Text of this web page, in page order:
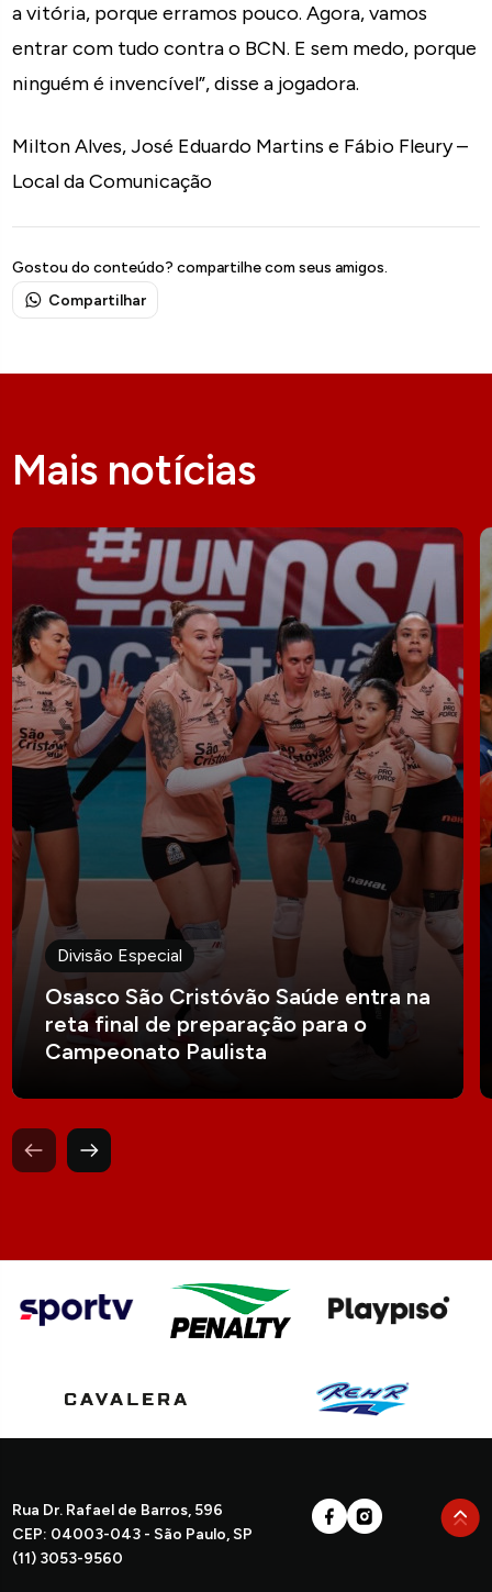
a vitória, porque erramos pouco. Agora, vamos
entrar com tudo contra o BCN. E sem medo, porque
ninguém é invencível”, disse a jogadora.
Milton Alves, José Eduardo Martins e Fábio Fleury –
Local da Comunicação
Gostou do conteúdo? compartilhe com seus amigos.
Compartilhar
Mais notícias
Divisão Especial
Osasco São Cristóvão Saúde entra na
reta final de preparação para o
Campeonato Paulista
Rua Dr. Rafael de Barros, 596
CEP: 04003-043 - São Paulo, SP
(11) 3053-9560